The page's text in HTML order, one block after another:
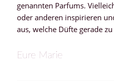
genannten Parfums.
oder anderen inspirieren
aus, welche Düfte gerade
Eure Marie